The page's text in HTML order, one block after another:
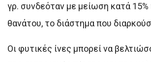
γρ. συνδεόταν με μείωση κατά 15%
θανάτου, το διάστημα που
Οι φυτικές ίνες μπορεί να